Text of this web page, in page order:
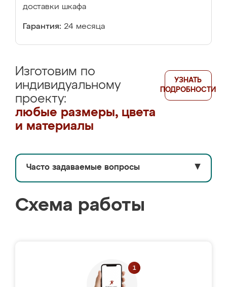
доставки шкафа
Гарантия: 24 месяца
Изготовим по
индивидуальному
проекту:
любые размеры, цвета
и материалы
УЗНАТЬ
ПОДРОБНОСТИ
Часто задаваемые вопросы ▼
Схема работы